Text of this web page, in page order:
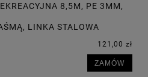
8,5M, PE 3MM,
LINKA STALOWA
121,00 zł
ZAMÓW